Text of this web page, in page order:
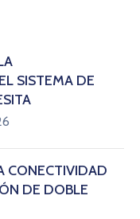
SISTEMA DE
CONECTIVIDAD
DE DOBLE